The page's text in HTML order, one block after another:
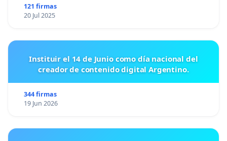
121 firmas
20 Jul 2025
Instituir el 14 de Junio como día nacional del
creador de contenido digital Argentino.
344 firmas
19 Jun 2026